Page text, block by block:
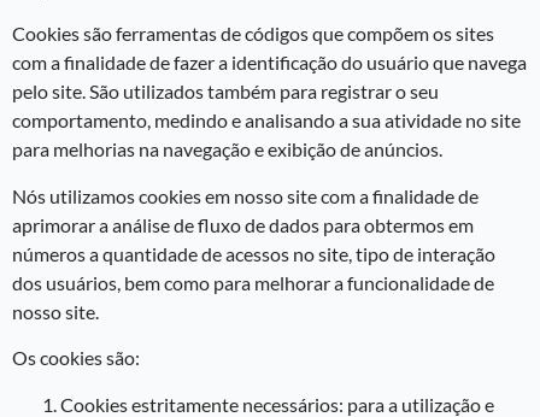
Cookies são ferramentas de códigos que compõem os sites
com a finalidade de fazer a identificação do usuário que navega
pelo site. São utilizados também para registrar o seu
comportamento, medindo e analisando a sua atividade no site
para melhorias na navegação e exibição de anúncios.
Nós utilizamos cookies em nosso site com a finalidade de
aprimorar a análise de fluxo de dados para obtermos em
números a quantidade de acessos no site, tipo de interação
dos usuários, bem como para melhorar a funcionalidade de
nosso site.
Os cookies são:
Cookies estritamente necessários: para a utilização e